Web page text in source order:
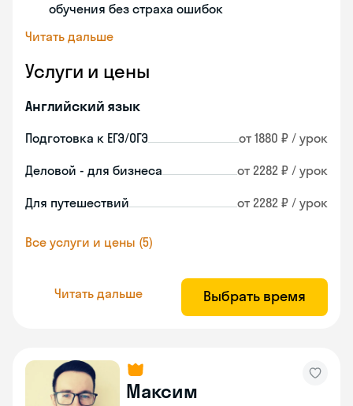
обучения без страха ошибок
Читать дальше
Услуги и цены
Английский язык
Подготовка к ЕГЭ/ОГЭ от 1880 ₽ / урок
Деловой - для бизнеса от 2282 ₽ / урок
Для путешествий от 2282 ₽ / урок
Все услуги и цены (5)
Читать дальше Выбрать время
Максим